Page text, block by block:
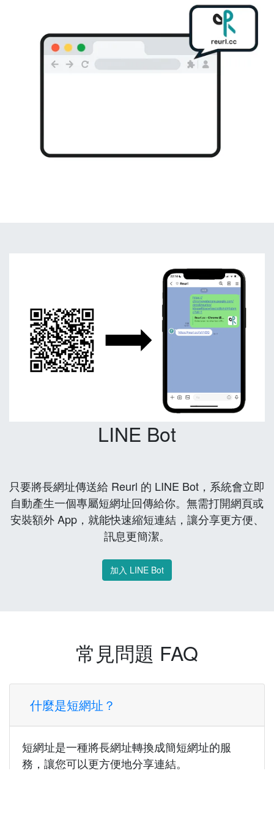
LINE Bot
只要將長網址傳送給 Reurl 的 LINE Bot，系統會立即
自動產生一個專屬短網址回傳給你。無需打開網頁或
安裝額外 App，就能快速縮短連結，讓分享更方便、
訊息更簡潔。
加入 LINE Bot
常見問題 FAQ
什麼是短網址？
短網址是一種將長網址轉換成簡短網址的服
務，讓您可以更方便地分享連結。